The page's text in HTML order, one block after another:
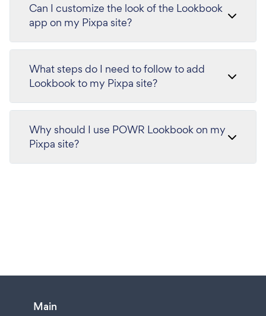
Can I customize the look of the Lookbook
app on my Pixpa site?
What steps do I need to follow to add
Lookbook to my Pixpa site?
Why should I use POWR Lookbook on my
Pixpa site?
Main